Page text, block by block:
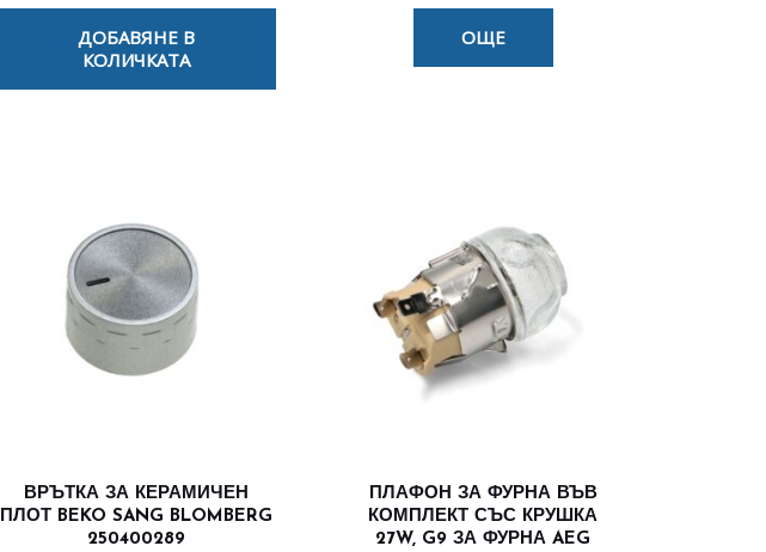
ДОБАВЯНЕ В
КОЛИЧКАТА
ОЩЕ
ВРЪТКА ЗА КЕРАМИЧЕН
ПЛОТ BEKO SANG BLOMBERG
250400289
ПЛАФОН ЗА ФУРНА ВЪВ
КОМПЛЕКТ СЪС КРУШКА
27W, G9 ЗА ФУРНА AEG